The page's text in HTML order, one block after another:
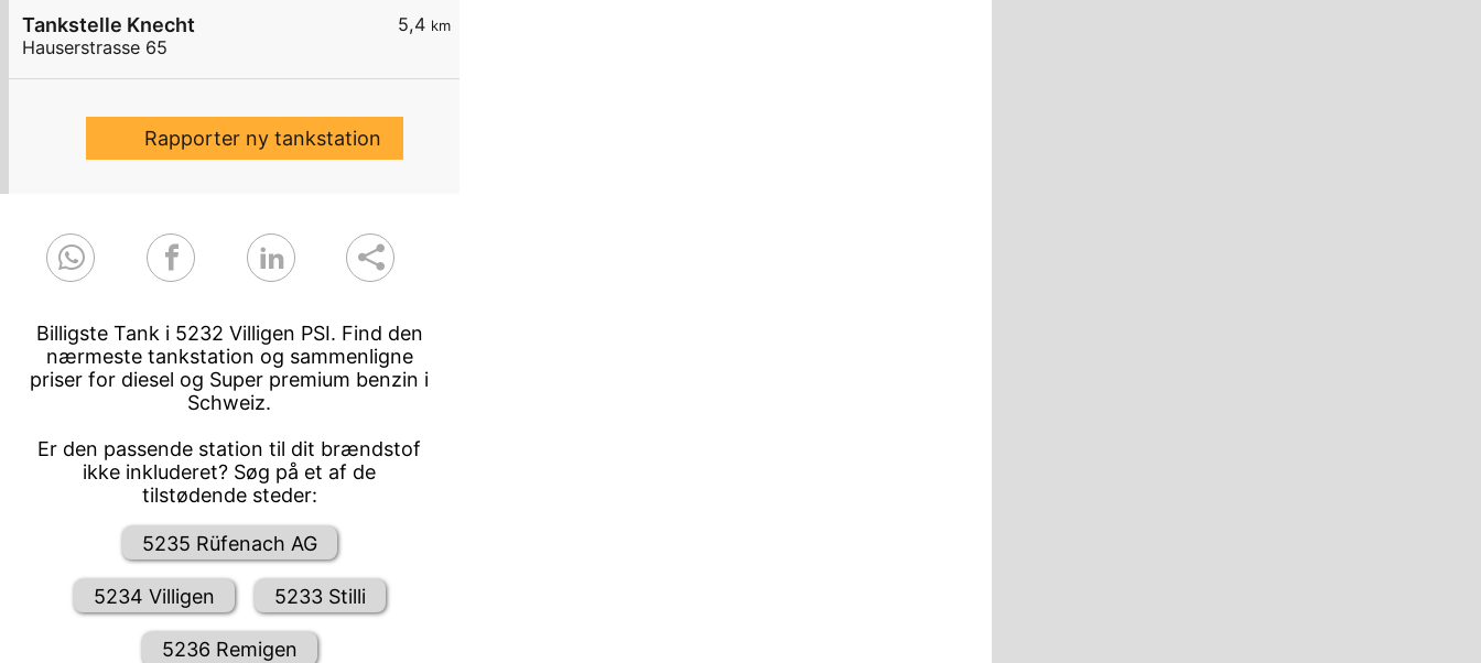
5,4 km
Tankstelle Knecht
Hauserstrasse 65
Rapporter ny tankstation
Billigste Tank i 5232 Villigen PSI. Find den
nærmeste tankstation og sammenligne
priser for diesel og Super premium benzin i
Schweiz.
Er den passende station til dit brændstof
ikke inkluderet? Søg på et af de
tilstødende steder:
5235 Rüfenach AG
5234 Villigen 5233 Stilli
5236 Remigen